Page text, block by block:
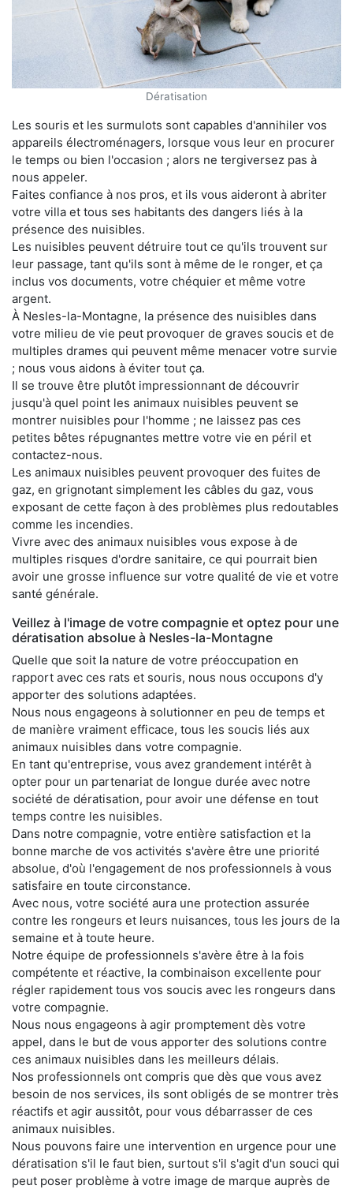
Dératisation
Les souris et les surmulots sont capables d'annihiler vos
appareils électroménagers, lorsque vous leur en procurer
le temps ou bien l'occasion ; alors ne tergiversez pas à
nous appeler.
Faites confiance à nos pros, et ils vous aideront à abriter
votre villa et tous ses habitants des dangers liés à la
présence des nuisibles.
Les nuisibles peuvent détruire tout ce qu'ils trouvent sur
leur passage, tant qu'ils sont à même de le ronger, et ça
inclus vos documents, votre chéquier et même votre
argent.
À Nesles-la-Montagne, la présence des nuisibles dans
votre milieu de vie peut provoquer de graves soucis et de
multiples drames qui peuvent même menacer votre survie
; nous vous aidons à éviter tout ça.
Il se trouve être plutôt impressionnant de découvrir
jusqu'à quel point les animaux nuisibles peuvent se
montrer nuisibles pour l'homme ; ne laissez pas ces
petites bêtes répugnantes mettre votre vie en péril et
contactez-nous.
Les animaux nuisibles peuvent provoquer des fuites de
gaz, en grignotant simplement les câbles du gaz, vous
exposant de cette façon à des problèmes plus redoutables
comme les incendies.
Vivre avec des animaux nuisibles vous expose à de
multiples risques d'ordre sanitaire, ce qui pourrait bien
avoir une grosse influence sur votre qualité de vie et votre
santé générale.
Veillez à l'image de votre compagnie et optez pour une
dératisation absolue à Nesles-la-Montagne
Quelle que soit la nature de votre préoccupation en
rapport avec ces rats et souris, nous nous occupons d'y
apporter des solutions adaptées.
Nous nous engageons à solutionner en peu de temps et
de manière vraiment efficace, tous les soucis liés aux
animaux nuisibles dans votre compagnie.
En tant qu'entreprise, vous avez grandement intérêt à
opter pour un partenariat de longue durée avec notre
société de dératisation, pour avoir une défense en tout
temps contre les nuisibles.
Dans notre compagnie, votre entière satisfaction et la
bonne marche de vos activités s'avère être une priorité
absolue, d'où l'engagement de nos professionnels à vous
satisfaire en toute circonstance.
Avec nous, votre société aura une protection assurée
contre les rongeurs et leurs nuisances, tous les jours de la
semaine et à toute heure.
Notre équipe de professionnels s'avère être à la fois
compétente et réactive, la combinaison excellente pour
régler rapidement tous vos soucis avec les rongeurs dans
votre compagnie.
Nous nous engageons à agir promptement dès votre
appel, dans le but de vous apporter des solutions contre
ces animaux nuisibles dans les meilleurs délais.
Nos professionnels ont compris que dès que vous avez
besoin de nos services, ils sont obligés de se montrer très
réactifs et agir aussitôt, pour vous débarrasser de ces
animaux nuisibles.
Nous pouvons faire une intervention en urgence pour une
dératisation s'il le faut bien, surtout s'il s'agit d'un souci qui
peut poser problème à votre image de marque auprès de